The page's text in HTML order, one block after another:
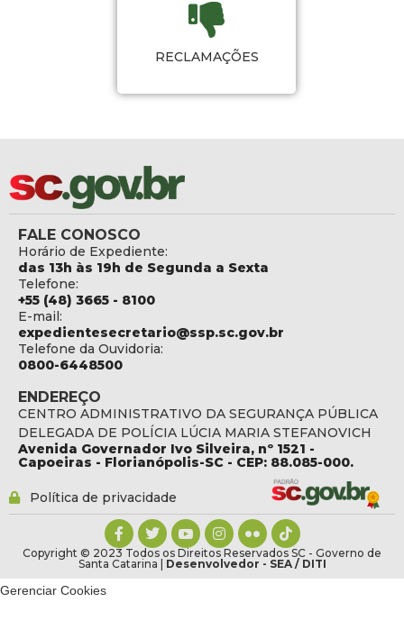
RECLAMAÇÕES
FALE CONOSCO
Horário de Expediente:
das 13h às 19h de Segunda a Sexta
Telefone:
+55 (48) 3665 - 8100
E-mail:
expedientesecretario@ssp.sc.gov.br
Telefone da Ouvidoria:
0800-6448500
ENDEREÇO
CENTRO ADMINISTRATIVO DA SEGURANÇA PÚBLICA
DELEGADA DE POLÍCIA LÚCIA MARIA STEFANOVICH
Avenida Governador Ivo Silveira, nº 1521 -
Capoeiras - Florianópolis-SC - CEP: 88.085-000.
Política de privacidade
Copyright © 2023 Todos os Direitos Reservados SC - Governo de
Santa Catarina | Desenvolvedor - SEA / DITI
Gerenciar Cookies